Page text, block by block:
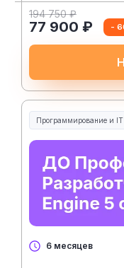
194 750 ₽
77 900 ₽ -
Программирование и IT
6 месяцев